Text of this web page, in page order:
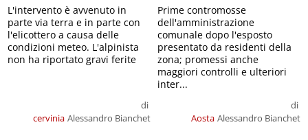
cervinia
di
Alessandro Bianchet
L'intervento è avvenuto in
parte via terra e in parte con
l'elicottero a causa delle
condizioni meteo. L'alpinista
non ha riportato gravi ferite
Aosta
di
Alessandro Bianchet
Prime contromosse
dell'amministrazione
comunale dopo l'esposto
presentato da residenti della
zona; promessi anche
maggiori controlli e ulteriori
inter...